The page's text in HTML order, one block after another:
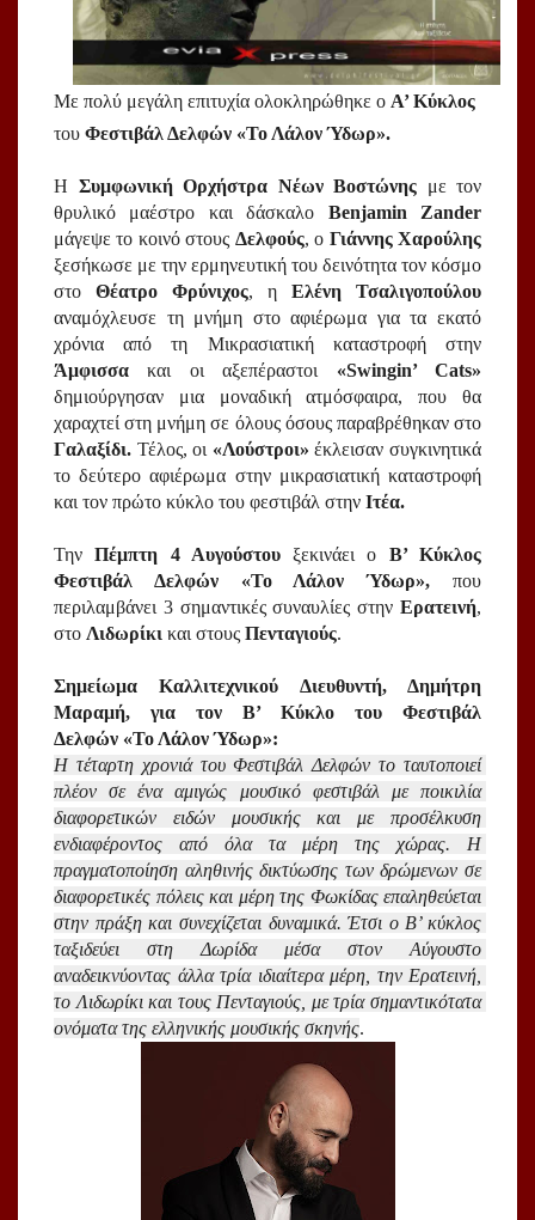
Με πολύ μεγάλη επιτυχία ολοκληρώθηκε ο Α’ Κύκλος
του Φεστιβάλ Δελφών «Το Λάλον Ύδωρ».
Η Συμφωνική Ορχήστρα Νέων Βοστώνης με τον
θρυλικό μαέστρο και δάσκαλο Benjamin Zander
μάγεψε το κοινό στους Δελφούς, ο Γιάννης Χαρούλης
ξεσήκωσε με την ερμηνευτική του δεινότητα τον κόσμο
στο Θέατρο Φρύνιχος, η Ελένη Τσαλιγοπούλου
αναμόχλευσε τη μνήμη στο αφιέρωμα για τα εκατό
Άμφισσα και οι αξεπέραστοι «Swingin’ Cats»
δημιούργησαν μια μοναδική ατμόσφαιρα, που θα
Γαλαξίδι. Τέλος, οι «Λούστροι» έκλεισαν συγκινητικά
το δεύτερο αφιέρωμα στην μικρασιατική καταστροφή
και τον πρώτο κύκλο του φεστιβάλ στην Ιτέα.
Την Πέμπτη 4 Αυγούστου ξεκινάει ο Β’ Κύκλος
Φεστιβάλ Δελφών «Το Λάλον Ύδωρ», που
περιλαμβάνει 3 σημαντικές συναυλίες στην Ερατεινή,
στο Λιδωρίκι και στους Πενταγιούς.
Σημείωμα Καλλιτεχνικού Διευθυντή, Δημήτρη
Μαραμή, για τον Β’ Κύκλο του Φεστιβάλ
Δελφών «Το Λάλον Ύδωρ»:
Η τέταρτη χρονιά του Φεστιβάλ Δελφών το ταυτοποιεί
πλέον σε ένα αμιγώς μουσικό φεστιβάλ με ποικιλία
διαφορετικών ειδών μουσικής και με προσέλκυση
ενδιαφέροντος από όλα τα μέρη της χώρας. Η
πραγματοποίηση αληθινής δικτύωσης των δρώμενων σε
διαφορετικές πόλεις και μέρη της Φωκίδας επαληθεύεται
στην πράξη και συνεχίζεται δυναμικά. Έτσι ο Β’ κύκλος
ταξιδεύει στη Δωρίδα μέσα στον Αύγουστο
αναδεικνύοντας άλλα τρία ιδιαίτερα μέρη, την Ερατεινή,
το Λιδωρίκι και τους Πενταγιούς, με τρία σημαντικότατα
ονόματα της ελληνικής μουσικής σκηνής.